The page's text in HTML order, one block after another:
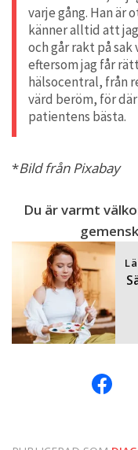
varje gång. Han är
känner alltid att
och går rakt på
eftersom jag får
hälsocentral, från
värd beröm, för
patientens bästa.
*Bild från Pixabay
Du är varmt